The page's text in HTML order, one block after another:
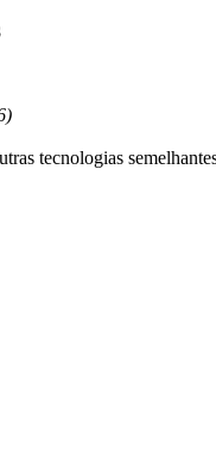
tecnologias